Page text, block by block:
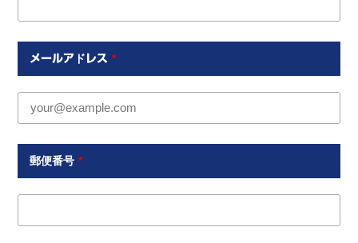
メールアドレス*
郵便番号*